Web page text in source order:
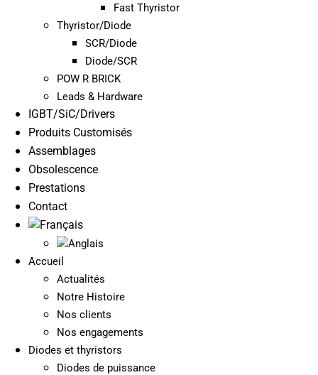
Fast Thyristor
Thyristor/Diode
SCR/Diode
Diode/SCR
POW R BRICK
Leads & Hardware
IGBT/SiC/Drivers
Produits Customisés
Assemblages
Obsolescence
Prestations
Contact
Accueil
Actualités
Notre Histoire
Nos clients
Nos engagements
Diodes et thyristors
Diodes de puissance